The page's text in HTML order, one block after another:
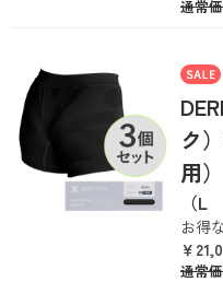
通常
ク
用
（L
お得
￥
通常